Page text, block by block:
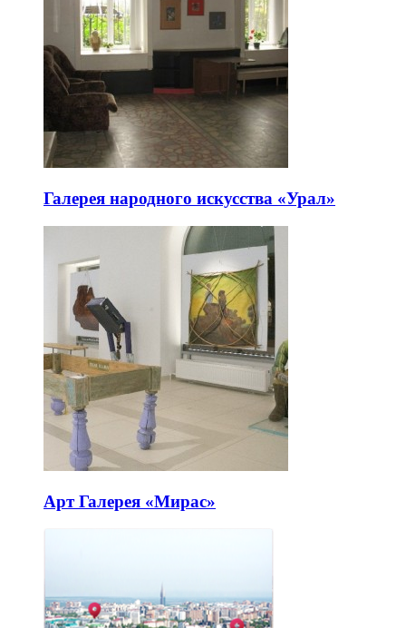
Галерея народного искусства «Урал»
Арт Галерея «Мирас»